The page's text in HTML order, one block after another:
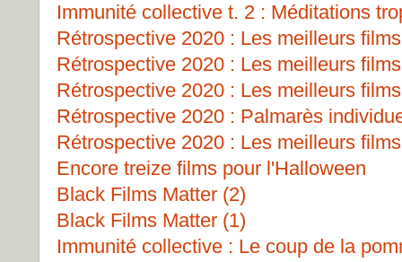
Immunité collective t. 2 : Méditations
Rétrospective 2020 : Les meilleurs
Rétrospective 2020 : Les meilleurs
Rétrospective 2020 : Les meilleurs
Rétrospective 2020 : Palmarès
Rétrospective 2020 : Les meilleurs
Encore treize films pour l'Halloween
Black Films Matter (2)
Black Films Matter (1)
Immunité collective : Le coup de la